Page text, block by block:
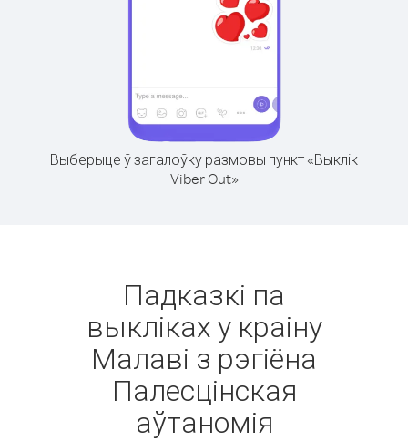
Выберыце ў загалоўку размовы пункт «Выклік
Viber Out»
Падказкі па
выкліках у краіну
Малаві з рэгіёна
Палесцінская
аўтаномія